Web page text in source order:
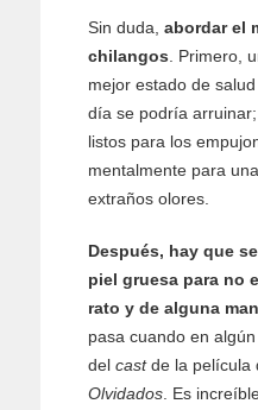
Sin duda, abordar el
chilangos . Primero,
mejor estado de
día se podría
listos para los
mentalmente para
extraños olores.
Después, hay que
piel gruesa para no
rato y de alguna
pasa cuando en
del castde la película
Olvidados . Es